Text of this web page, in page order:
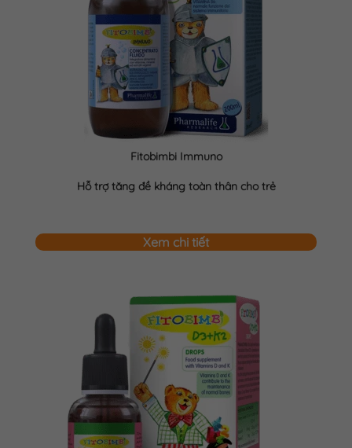
Fitobimbi Immuno
Hỗ trợ tăng đề kháng toàn thân cho trẻ
Xem chi tiết